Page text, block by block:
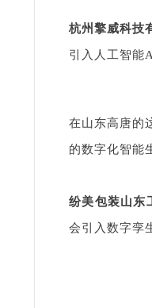
杭州擎威科技
引入人工智能
在山东高唐的
的数字化智能
纷美包装山东
会引入数字孪